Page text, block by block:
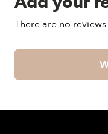
There are no